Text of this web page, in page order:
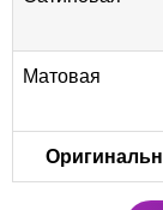
Матовая